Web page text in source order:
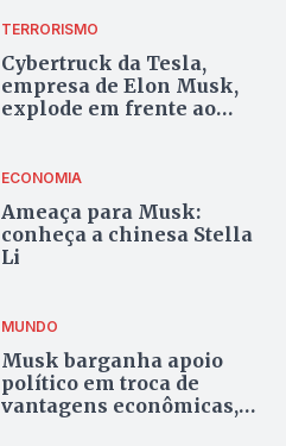
TERRORISMO
Cybertruck da Tesla,
empresa de Elon Musk,
explode em frente ao
ECONOMIA
Ameaça para Musk:
conheça a chinesa Stella
Li
MUNDO
Musk barganha apoio
político em troca de
vantagens econômicas,